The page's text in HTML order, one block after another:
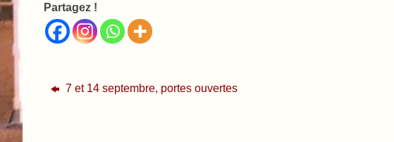
Partagez !
7 et 14 septembre, portes ouvertes